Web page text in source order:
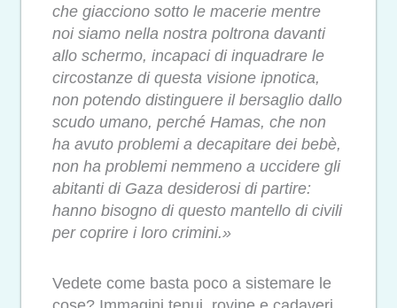
che giacciono sotto le macerie mentre
noi siamo nella nostra poltrona davanti
allo schermo, incapaci di inquadrare le
circostanze di questa visione ipnotica,
non potendo distinguere il bersaglio dallo
scudo umano, perché Hamas, che non
ha avuto problemi a decapitare dei bebè,
non ha problemi nemmeno a uccidere gli
abitanti di Gaza desiderosi di partire:
hanno bisogno di questo mantello di civili
per coprire i loro crimini.»
Vedete come basta poco a sistemare le